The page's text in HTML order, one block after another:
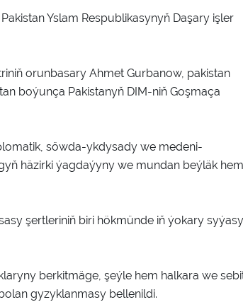
Yslam Respublikasynyň Daşary işler
orunbasary Ahmet Gurbanow, pakistan
boýunça Pakistanyň DIM-niň Goşmaça
söwda-ykdysady we medeni-
häzirki ýagdaýyny we mundan beýläk hem
şertleriniň biri hökmünde iň ýokary syýasy
berkitmäge, şeýle hem halkara we
gyzyklanmasy bellenildi.